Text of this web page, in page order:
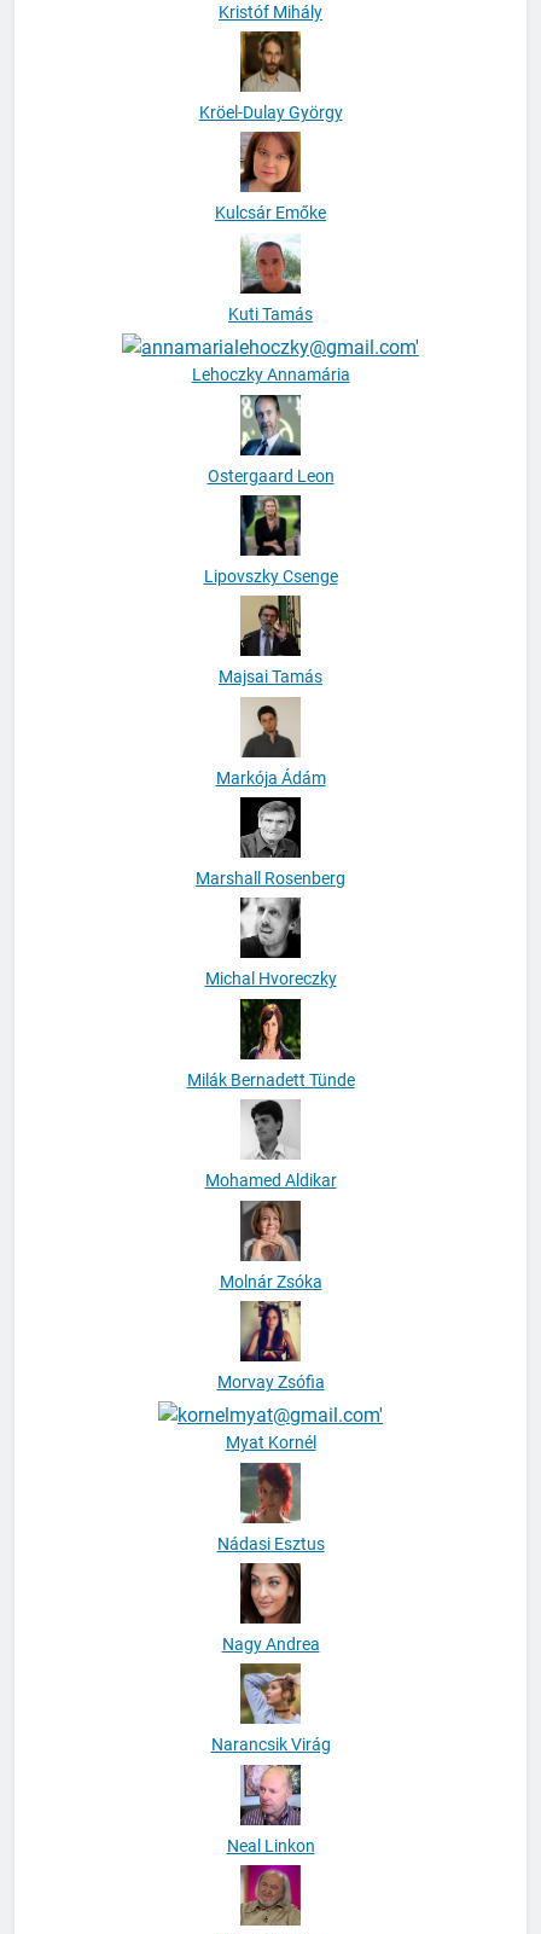
Kristóf Mihály
Kröel-Dulay György
Kulcsár Emőke
Kuti Tamás
Lehoczky Annamária
Ostergaard Leon
Lipovszky Csenge
Majsai Tamás
Markója Ádám
Marshall Rosenberg
Michal Hvoreczky
Milák Bernadett Tünde
Mohamed Aldikar
Molnár Zsóka
Morvay Zsófia
Myat Kornél
Nádasi Esztus
Nagy Andrea
Narancsik Virág
Neal Linkon